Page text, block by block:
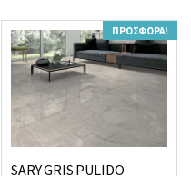
ΠΡΟΣΦΟΡΆ!
SARY GRIS PULIDO